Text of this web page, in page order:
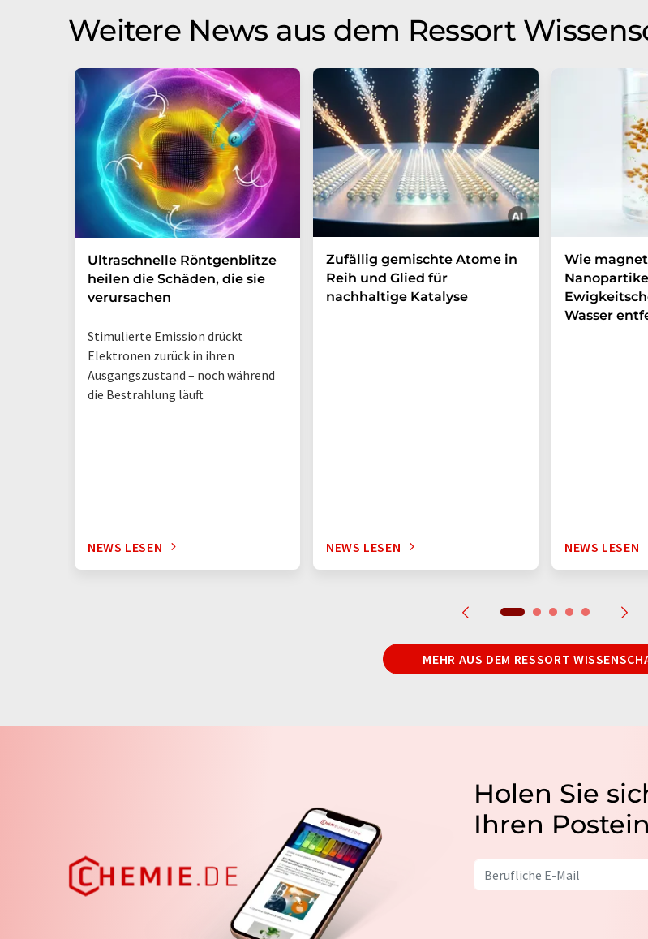
Weitere News aus dem Ressort
Ultraschnelle Röntgenblitze
heilen die Schäden, die sie
verursachen
Stimulierte Emission drückt
Elektronen zurück in ihren
Ausgangszustand – noch während
die Bestrahlung läuft
NEWS LESEN
Zufällig gemischte Atome in
Reih und Glied für
nachhaltige Katalyse
NEWS LESEN
Wie
Wasser
NEWS LESEN
MEHR AUS DEM RESSORT
Holen Sie
Ihren